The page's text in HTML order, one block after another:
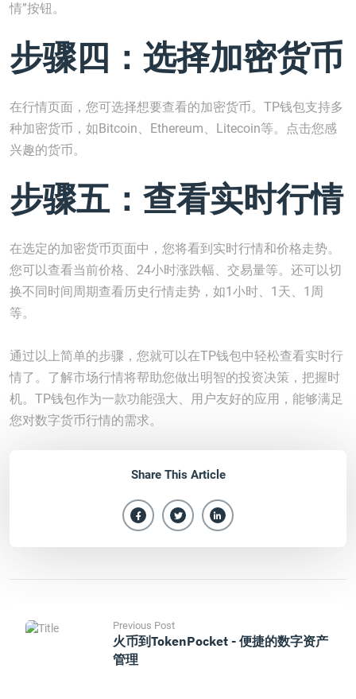
情”按钮。
步骤四：选择加密货币
在行情页面，您可选择想要查看的加密货币。TP钱包支持多
种加密货币，如Bitcoin、Ethereum、Litecoin等。点击您感
兴趣的货币。
步骤五：查看实时行情
在选定的加密货币页面中，您将看到实时行情和价格走势。
您可以查看当前价格、24小时涨跌幅、交易量等。还可以切
换不同时间周期查看历史行情走势，如1小时、1天、1周
等。
通过以上简单的步骤，您就可以在TP钱包中轻松查看实时行
情了。了解市场行情将帮助您做出明智的投资决策，把握时
机。TP钱包作为一款功能强大、用户友好的应用，能够满足
您对数字货币行情的需求。
Share This Article
Previous Post
火币到TokenPocket - 便捷的数字资产
管理